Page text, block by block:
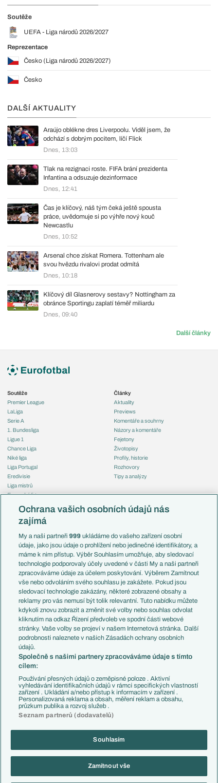
Soutěže
UEFA - Liga národů 2026/2027
Reprezentace
Česko (Liga národů 2026/2027)
Česko
DALŠÍ AKTUALITY
Araújo oblékne dres Liverpoolu. Viděl jsem, že
odchází s dobrým pocitem, líčí Flick
Dnes, 13:03
Tlak na rezignaci roste. FIFA brání prezidenta
Infantina a odsuzuje dezinformace
Dnes, 12:41
Čas je klíčový, náš tým čeká ještě spousta
práce, uvědomuje si po výhře nový kouč
Newcastlu
Dnes, 10:52
Arsenal chce získat Romera. Tottenham ale
svou hvězdu rivalovi prodat odmítá
Dnes, 10:18
Klíčový díl Glasnerovy sestavy? Nottingham za
obránce Sportingu zaplatí téměř miliardu
Dnes, 09:40
Další články
Soutěže
Premier League
LaLiga
Serie A
1. Bundesliga
Ligue 1
Chance Liga
Niké liga
Liga Portugal
Eredivisie
Liga mistrů
Evropská liga
Mistrovství světa
Liga národů
Témata
Představení týmů MS
EuroSkauting
PL v kostce
Evropské koeficienty
Přestupy
Přestupové spekulace
Zranění
Kluby
Arsenal FC
Chelsea FC
Manchester United
AC Milán
Juventus FC
Bayern Mnichov
FC Barcelona
Real Madrid
Články
Aktuality
Previews
Komentáře a souhrny
Názory a komentáře
Fejetony
Životopisy
Profily, historie
Rozhovory
Tipy a analýzy
Česko
Francie
Itálie
Německo
Španělsko
Argentina
Brazílie
Přestupy
Zápasy
Livescore
Tipovací soutěž
Copyright © 2001-2026 EuroFotbal.cz. Využíváme zpravodajství ČTK.
Informace o zpracování osobních údajů
Ochrana vašich osobních údajů nás
zajímá
My a naši partneři999 ukládáme do vašeho zařízení osobní
údaje, jako jsou údaje o prohlížení nebo jedinečné identifikátory, a
máme k nim přístup. Výběr Souhlasím umožňuje, aby sledovací
technologie podporovaly účely uvedené v části My a naši partneři
zpracováváme údaje za účelem poskytování. Výběrem Zamítnout
vše nebo odvoláním svého souhlasu je zakážete. Pokud jsou
sledovací technologie zakázány, některé zobrazené obsahy a
reklamy pro vás nemusí být tolik relevantní. Tuto nabídku můžete
kdykoli znovu zobrazit a změnit své volby nebo souhlas odvolat
kliknutím na odkaz Řízení předvoleb ve spodní části webové
stránky. Vaše volby se projeví v našem Internetová stránka. Další
podrobnosti naleznete v našich Zásadách ochrany osobních
údajů.
Společně s našimi partnery zpracováváme údaje s tímto
cílem:
Používání přesných údajů o zeměpisné poloze . Aktivní
vyhledávání identifikačních údajů v rámci specifických vlastností
zařízení . Ukládání a/nebo přístup k informacím v zařízení .
Personalizovaná reklama a obsah, měření reklam a obsahu,
průzkum publika a rozvoj služeb .
Seznam partnerů (dodavatelů)
Souhlasím
Zamítnout vše